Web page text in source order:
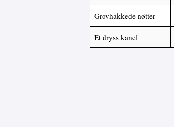
Grovhakkede nøtter
Et dryss kanel